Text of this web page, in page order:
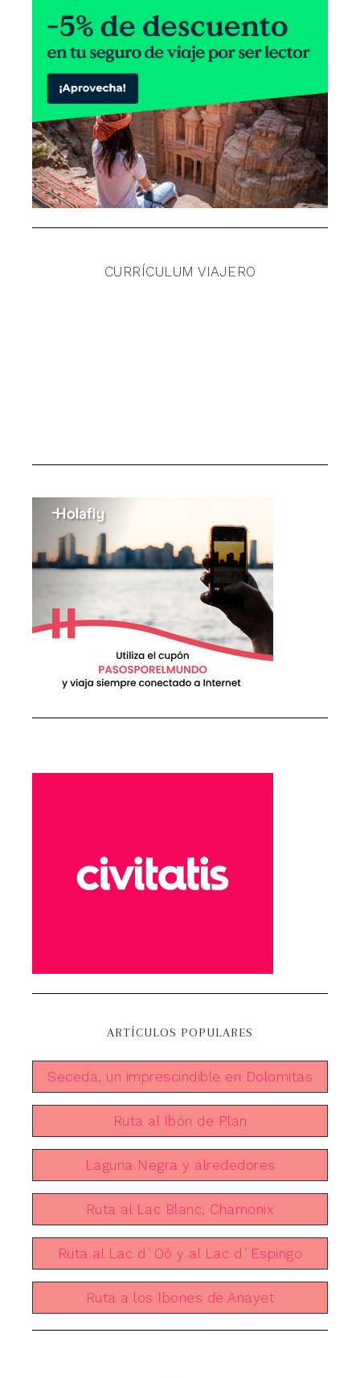
CURRÍCULUM VIAJERO
ARTÍCULOS POPULARES
Seceda, un imprescindible en Dolomitas
Ruta al Ibón de Plan
Laguna Negra y alrededores
Ruta al Lac Blanc, Chamonix
Ruta al Lac d´Oô y al Lac d´Espingo
Ruta a los Ibones de Anayet